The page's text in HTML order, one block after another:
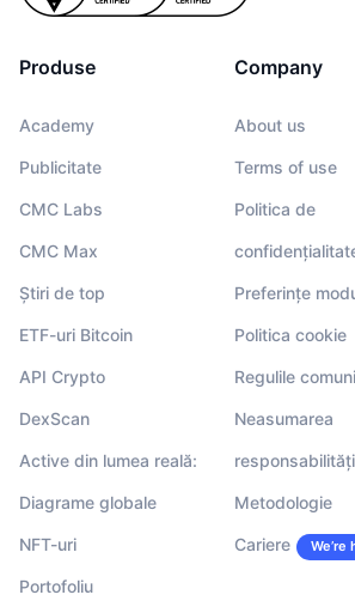
Produse
Academy
Publicitate
CMC Labs
CMC Max
Știri de top
ETF-uri Bitcoin
API Crypto
DexScan
Active din lumea reală:
Diagrame globale
NFT-uri
Portofoliu
Company
About us
Terms of use
Politica de
Preferințe
Politica cookie
Regulile
Neasumarea
Metodologie
Cariere We’re